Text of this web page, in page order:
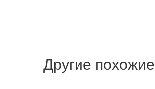
Другие